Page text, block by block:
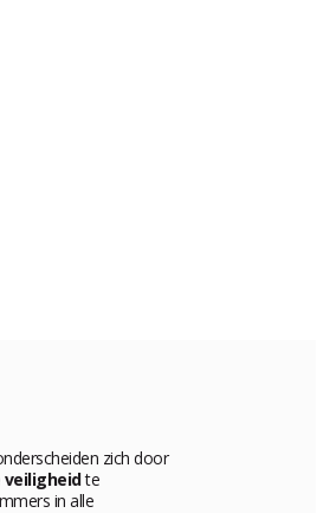
zich door
te
in alle